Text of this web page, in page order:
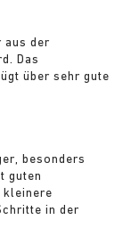
aus der
Das
über sehr gute
besonders
guten
kleinere
in der